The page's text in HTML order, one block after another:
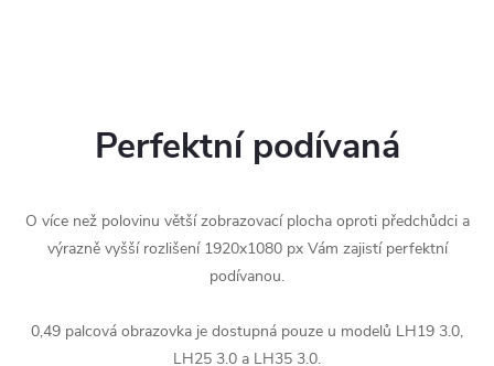
Perfektní podívaná
O více než polovinu větší zobrazovací plocha oproti předchůdci a
výrazně vyšší rozlišení 1920x1080 px Vám zajistí perfektní
podívanou.
0,49 palcová obrazovka je dostupná pouze u modelů LH19 3.0,
LH25 3.0 a LH35 3.0.